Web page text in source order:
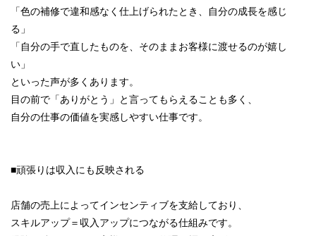
「色の補修で違和感なく仕上げられたとき、自分の成長を感じ
る」
「自分の手で直したものを、そのままお客様に渡せるのが嬉し
い」
といった声が多くあります。
目の前で「ありがとう」と言ってもらえることも多く、
自分の仕事の価値を実感しやすい仕事です。
■頑張りは収入にも反映される
店舗の売上によってインセンティブを支給しており、
スキルアップ＝収入アップにつながる仕組みです。